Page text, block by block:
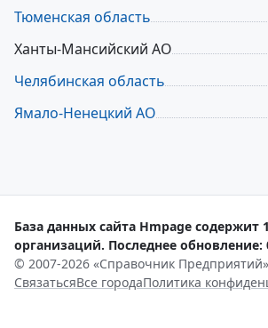
Тюменская область
Ханты-Мансийский АО
Челябинская область
Ямало-Ненецкий АО
База данных сайта Hmpage содержит
организаций. Последнее обновление:
© 2007-2026 «Справочник Предприятий»
СвязатьсяВсе городаПолитика